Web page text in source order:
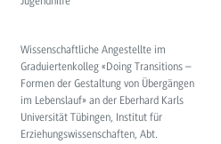
Wissenschaftliche Angestellte im
Graduiertenkolleg «Doing Transitions –
Formen der Gestaltung von Übergängen
im Lebenslauf» an der Eberhard Karls
Universität Tübingen, Institut für
Erziehungswissenschaften, Abt.